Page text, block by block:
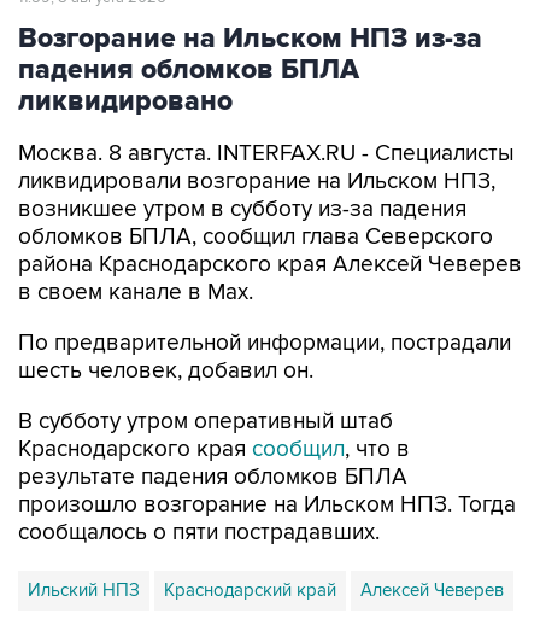
Возгорание на Ильском НПЗ из-за
падения обломков БПЛА
ликвидировано
Москва. 8 августа. INTERFAX.RU - Специалисты
ликвидировали возгорание на Ильском НПЗ,
возникшее утром в субботу из-за падения
обломков БПЛА, сообщил глава Северского
района Краснодарского края Алексей Чеверев
в своем канале в Max.
По предварительной информации, пострадали
шесть человек, добавил он.
В субботу утром оперативный штаб
Краснодарского края сообщил, что в
результате падения обломков БПЛА
произошло возгорание на Ильском НПЗ. Тогда
сообщалось о пяти пострадавших.
Ильский НПЗ Краснодарский край Алексей Чеверев